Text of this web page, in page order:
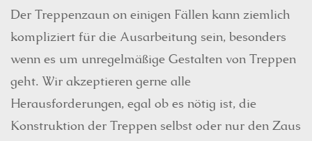
Der Treppenzaun on einigen Fällen kann ziemlich
kompliziert für die Ausarbeitung sein, besonders
wenn es um unregelmäßige Gestalten von Treppen
geht. Wir akzeptieren gerne alle
Herausforderungen, egal ob es nötig ist, die
Konstruktion der Treppen selbst oder nur den Zaus